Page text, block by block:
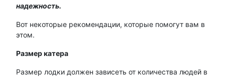
надежность.
Вот некоторые рекомендации, которые помогут вам в
этом.
Размер катера
Размер лодки должен зависеть от количества людей в